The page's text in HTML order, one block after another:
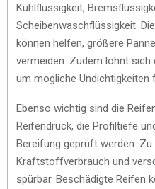
Kühlflüssigkeit,
Scheibenwaschflüssigkeit.
können helfen, größere
vermeiden. Zudem lohnt sich
um mögliche Undichtigkeiten
Ebenso wichtig sind die
Reifendruck, die Profiltiefe
Bereifung geprüft werden.
Kraftstoffverbrauch und
spürbar. Beschädigte Reifen